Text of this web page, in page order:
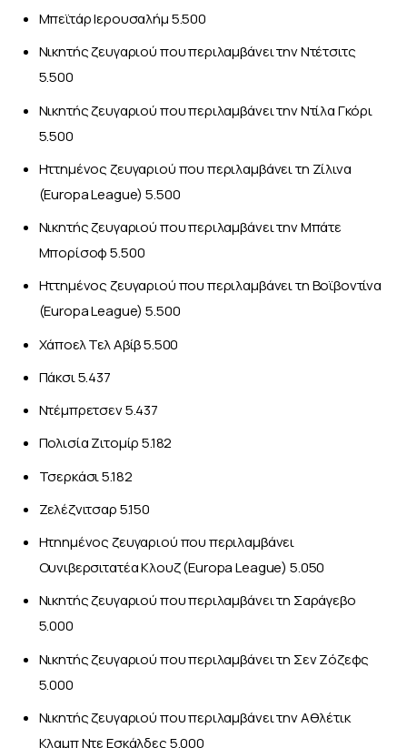
Μπεϊτάρ Ιερουσαλήμ 5.500
Νικητής ζευγαριού που περιλαμβάνει την Ντέτσιτς
5.500
Νικητής ζευγαριού που περιλαμβάνει την Ντίλα Γκόρι
5.500
Ηττημένος ζευγαριού που περιλαμβάνει τη Ζίλινα
(Europa League) 5.500
Νικητής ζευγαριού που περιλαμβάνει την Μπάτε
Μπορίσοφ 5.500
Ηττημένος ζευγαριού που περιλαμβάνει τη Βοϊβοντίνα
(Europa League) 5.500
Χάποελ Τελ Αβίβ 5.500
Πάκσι 5.437
Ντέμπρετσεν 5.437
Πολισία Ζιτομίρ 5.182
Τσερκάσι 5.182
Ζελέζνιτσαρ 5.150
Ητηημένος ζευγαριού που περιλαμβάνει
Ουνιβερσιτατέα Κλουζ (Europa League) 5.050
Νικητής ζευγαριού που περιλαμβάνει τη Σαράγεβο
5.000
Νικητής ζευγαριού που περιλαμβάνει τη Σεν Ζόζεφς
5.000
Νικητής ζευγαριού που περιλαμβάνει την Αθλέτικ
Κλαμπ Ντε Εσκάλδες 5.000